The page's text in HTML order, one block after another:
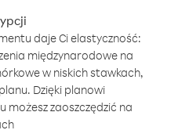
daje Ci elastyczność:
międzynarodowe na
w niskich stawkach,
Dzięki planowi
możesz zaoszczędzić na